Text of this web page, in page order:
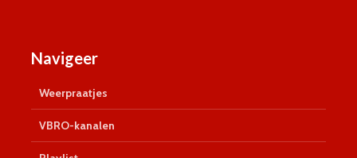
Navigeer
Weerpraatjes
VBRO-kanalen